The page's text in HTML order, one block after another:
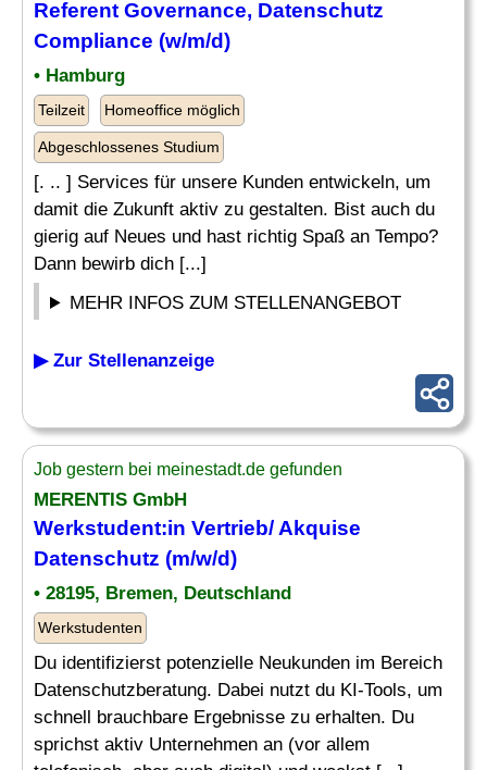
Referent Governance, Datenschutz
Compliance (w/m/d)
• Hamburg
Teilzeit Homeoffice möglich
Abgeschlossenes Studium
[. .. ] Services für unsere Kunden entwickeln, um
damit die Zukunft aktiv zu gestalten. Bist auch du
gierig auf Neues und hast richtig Spaß an Tempo?
Dann bewirb dich [...]
MEHR INFOS ZUM STELLENANGEBOT
▶ Zur Stellenanzeige
Job gestern bei meinestadt.de gefunden
MERENTIS GmbH
Werkstudent:in Vertrieb/ Akquise
Datenschutz (m/w/d)
• 28195, Bremen, Deutschland
Werkstudenten
Du identifizierst potenzielle Neukunden im Bereich
Datenschutzberatung. Dabei nutzt du KI-Tools, um
schnell brauchbare Ergebnisse zu erhalten. Du
sprichst aktiv Unternehmen an (vor allem